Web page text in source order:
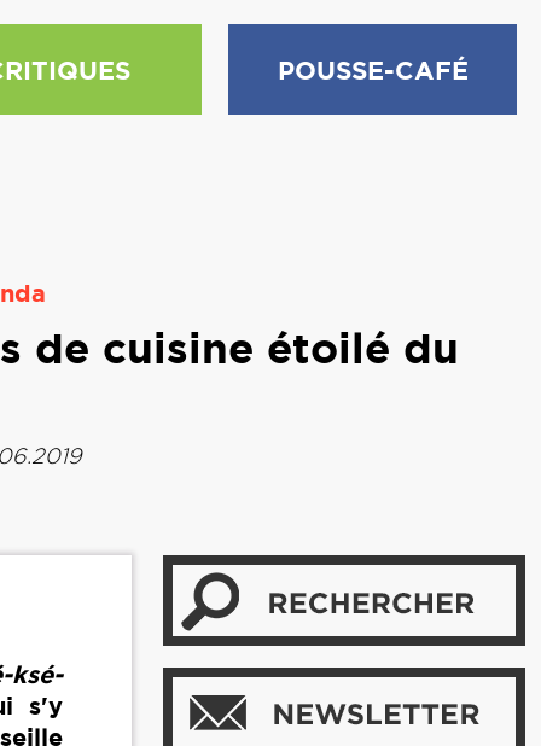
POUSSE-CAFÉ
de cuisine étoilé du
ksé-
s'y